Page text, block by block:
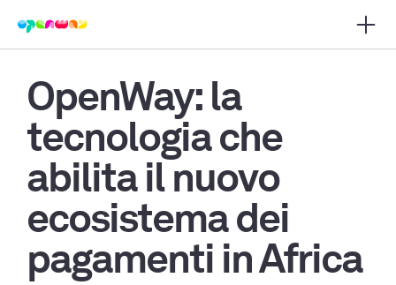
Apri
navigazione principale
OpenWay: la
tecnologia che
abilita il nuovo
ecosistema dei
pagamenti in Africa